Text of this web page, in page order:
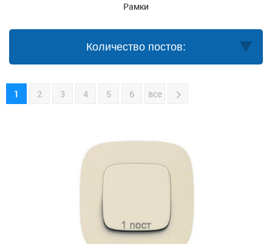
Рамки
Количество постов:
1 2 3 4 5 6 все